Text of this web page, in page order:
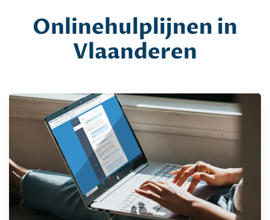
Onlinehulplijnen in
Vlaanderen